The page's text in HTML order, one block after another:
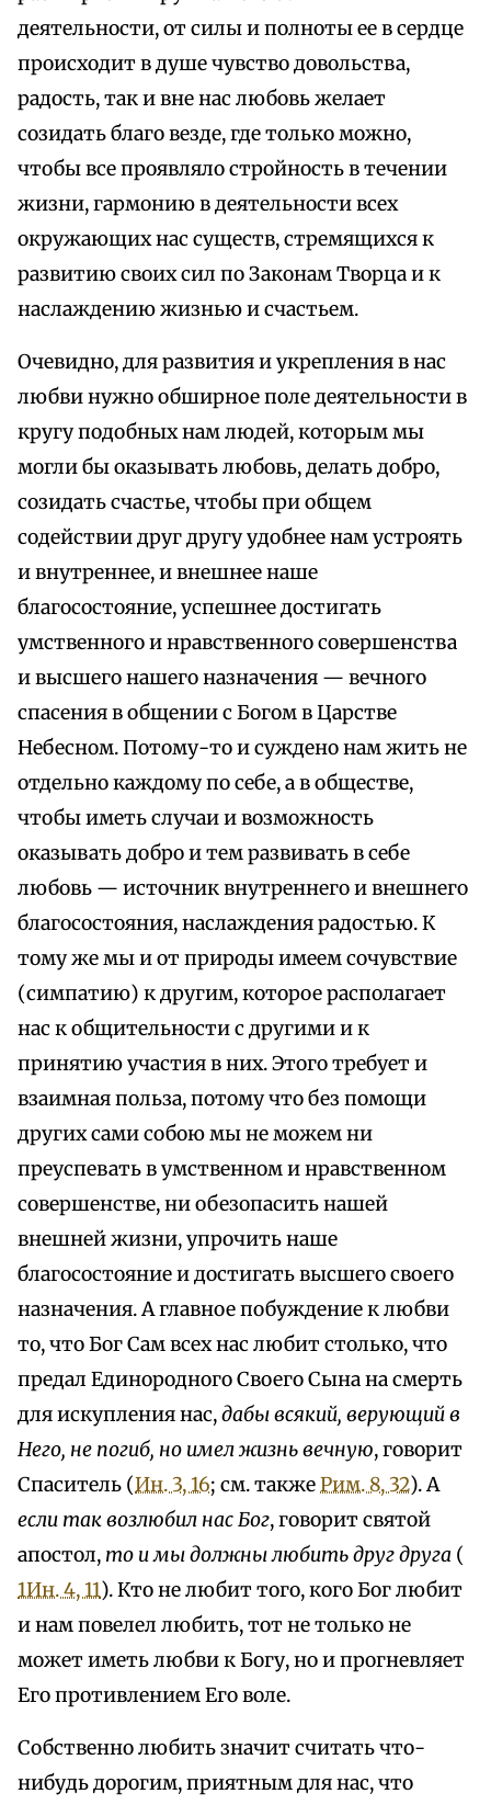
деятельности, от силы и полноты ее в сердце
происходит в душе чувство довольства,
радость, так и вне нас любовь желает
созидать благо везде, где только можно,
чтобы все проявляло стройность в течении
жизни, гармонию в деятельности всех
окружающих нас существ, стремящихся к
развитию своих сил по Законам Творца и к
наслаждению жизнью и счастьем.
Очевидно, для развития и укрепления в нас
любви нужно обширное поле деятельности в
кругу подобных нам людей, которым мы
могли бы оказывать любовь, делать добро,
созидать счастье, чтобы при общем
содействии друг другу удобнее нам устроять
и внутреннее, и внешнее наше
благосостояние, успешнее достигать
умственного и нравственного совершенства
и высшего нашего назначения — вечного
спасения в общении с Богом в Царстве
Небесном. Потому-то и суждено нам жить не
отдельно каждому по себе, а в обществе,
чтобы иметь случаи и возможность
оказывать добро и тем развивать в себе
любовь — источник внутреннего и внешнего
благосостояния, наслаждения радостью. К
тому же мы и от природы имеем сочувствие
(симпатию) к другим, которое располагает
нас к общительности с другими и к
принятию участия в них. Этого требует и
взаимная польза, потому что без помощи
других сами собою мы не можем ни
преуспевать в умственном и нравственном
совершенстве, ни обезопасить нашей
внешней жизни, упрочить наше
благосостояние и достигать высшего своего
назначения. А главное побуждение к любви
то, что Бог Сам всех нас любит столько, что
предал Единородного Своего Сына на смерть
для искупления нас,дабы всякий, верующий в
Него, не погиб, но имел жизнь вечную, говорит
Спаситель (Ин. 3, 16; см. такжеРим. 8, 32). А
если так возлюбил нас Бог, говорит святой
апостол, то и мы должны любить друг друга (
1Ин. 4, 11). Кто не любит того, кого Бог любит
и нам повелел любить, тот не только не
может иметь любви к Богу, но и прогневляет
Его противлением Его воле.
Собственно любить значит считать что-
нибудь дорогим, приятным для нас, что